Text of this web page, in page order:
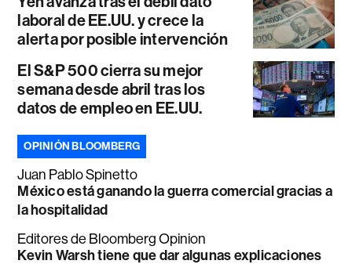
laboral de EE.UU. y crece la
alerta por posible intervención
El S&P 500 cierra su mejor
semana desde abril tras los
datos de empleo en EE.UU.
OPINIÓN BLOOMBERG
Juan Pablo Spinetto
México está ganando la guerra comercial gracias a
la hospitalidad
Editores de Bloomberg Opinion
Kevin Warsh tiene que dar algunas explicaciones